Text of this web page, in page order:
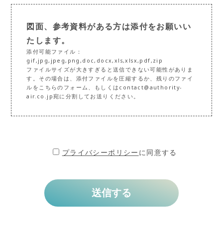
図面、参考資料がある方は添付をお願いい
たします。
添付可能ファイル：
gif,jpg,jpeg,png,doc,docx,xls,xlsx,pdf,zip
ファイルサイズが大きすぎると送信できない可能性がありま
す。その場合は、添付ファイルを圧縮するか、残りのファイ
ルをこちらのフォーム、もしくはcontact@authority-
air.co.jp宛に分割してお送りください。
プライバシーポリシー に同意する